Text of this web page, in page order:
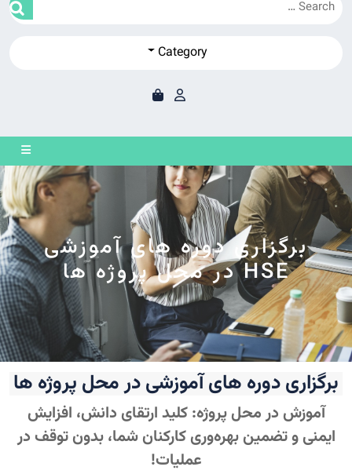
Category
برگزاری دوره های آموزشی
HSE در محل پروژه ها
برگزاری دوره های آموزشی در محل پروژه ها
آموزش در محل پروژه: کلید ارتقای دانش، افزایش
ایمنی و تضمین بهره‌وری کارکنان شما، بدون توقف در
عملیات!